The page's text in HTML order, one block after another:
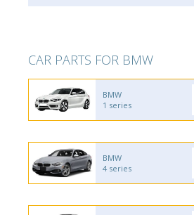
CAR PARTS FOR BMW
BMW
1 series
BMW
4 series